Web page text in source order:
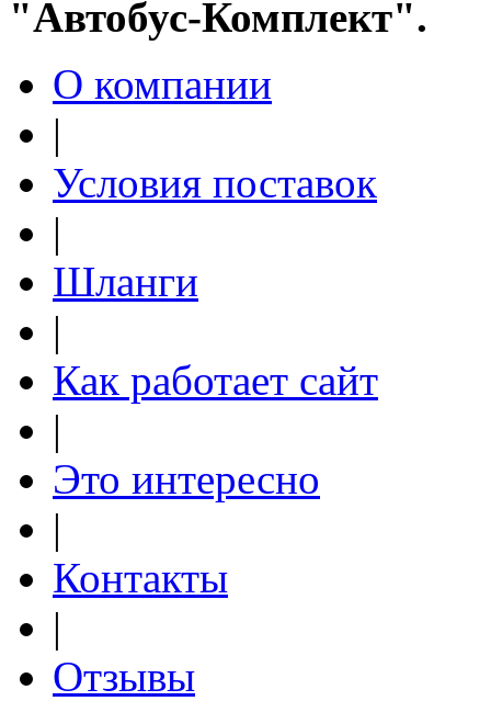
"Автобус-Комплект".
О компании
|
Условия поставок
|
Шланги
|
Как работает сайт
|
Это интересно
|
Контакты
|
Отзывы